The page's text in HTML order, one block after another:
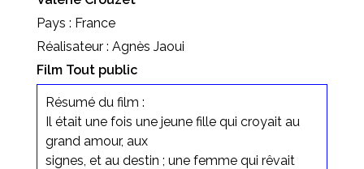
Pays : France
Réalisateur : Agnès Jaoui
Film Tout public
Résumé du film :
Il était une fois une jeune fille qui croyait au
grand amour, aux
signes, et au destin ; une femme qui rêvait